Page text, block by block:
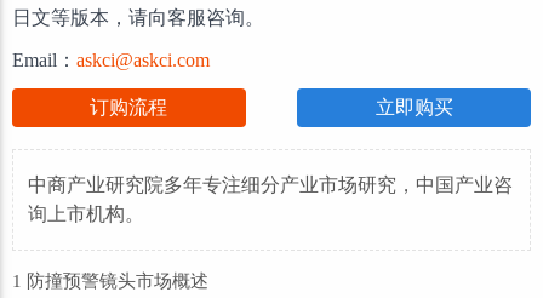
日文等版本，请向客服咨询。
Email： askci@askci.com
订购流程 立即购买
中商产业研究院多年专注细分产业市场研究，中国产业咨
询上市机构。
1 防撞预警镜头市场概述